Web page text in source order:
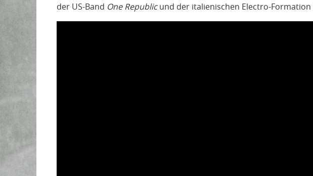
der US-Band One Republicund der italienischen Electro-Formation